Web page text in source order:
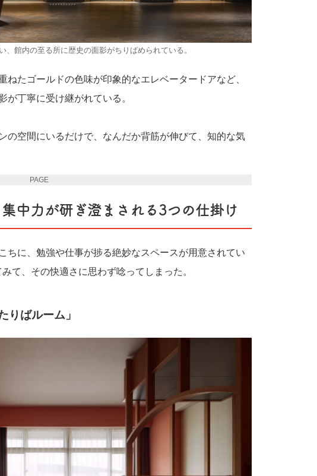
館内の至る所に歴史の面影がちりばめられている。
ねたゴールドの色味が印象的なエレベータードアなど、
が丁寧に受け継がれている。
の空間にいるだけで、なんだか背筋が伸びて、知的な気
PAGE 2
中力が研ぎ澄まされる3つの仕掛け
ちに、勉強や仕事が捗る絶妙なスペースが用意されてい
て、その快適さに思わず唸ってしまった。
りばルーム」